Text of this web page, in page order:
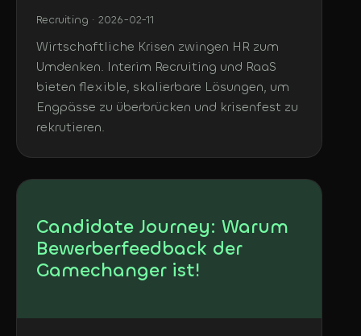
Recruiting · 2026-02-11
Wirtschaftliche Krisen zwingen HR zum
Umdenken. Interim Recruiting und RaaS
bieten flexible, skalierbare Lösungen, um
Engpässe zu überbrücken und krisenfest zu
rekrutieren.
Candidate Journey: Warum
Bewerberfeedback der
Gamechanger ist!